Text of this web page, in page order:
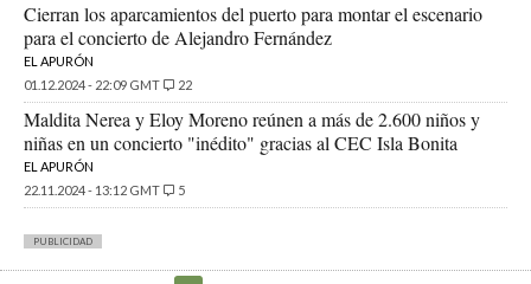
Cierran los aparcamientos del puerto para montar el escenario
para el concierto de Alejandro Fernández
EL APURÓN
01.12.2024 - 22:09 GMT
22
Maldita Nerea y Eloy Moreno reúnen a más de 2.600 niños y
niñas en un concierto "inédito" gracias al CEC Isla Bonita
EL APURÓN
22.11.2024 - 13:12 GMT
5
PUBLICIDAD